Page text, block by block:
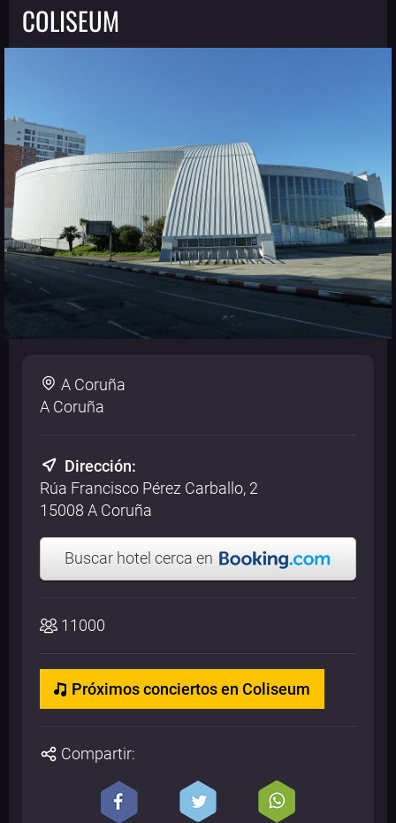
COLISEUM
A Coruña
A Coruña
Dirección:
Rúa Francisco Pérez Carballo, 2
15008 A Coruña
Buscar hotel cerca en
11000
Próximos conciertos en Coliseum
Compartir: